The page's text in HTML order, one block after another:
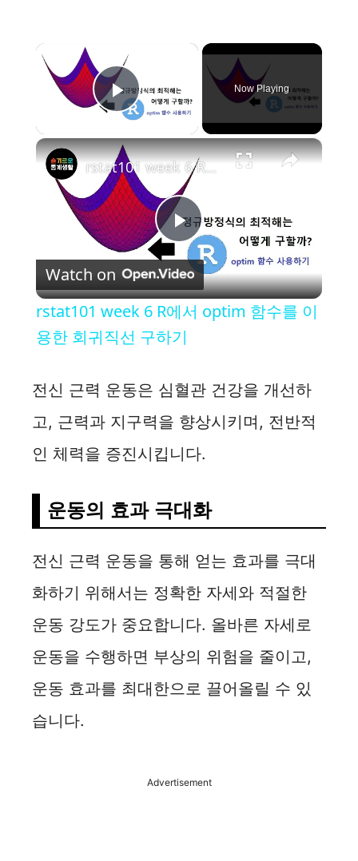
×
Play Video
Now Playing
×
P
l
a
y
V
d
e
o
rstat101 week 6 R에서 optim 함수를 이용한 회귀직선 구하기
Watch on
rstat101 week 6 R에서 optim 함수를 이
용한 회귀직선 구하기
전신 근력 운동은 심혈관 건강을 개선하
고, 근력과 지구력을 향상시키며, 전반적
인 체력을 증진시킵니다.
운동의 효과 극대화
전신 근력 운동을 통해 얻는 효과를 극대
화하기 위해서는 정확한 자세와 적절한
운동 강도가 중요합니다. 올바른 자세로
운동을 수행하면 부상의 위험을 줄이고,
운동 효과를 최대한으로 끌어올릴 수 있
습니다.
Advertisement